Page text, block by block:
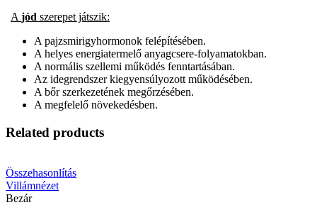
A jód szerepet játszik:
A pajzsmirigyhormonok felépítésében.
A helyes energiatermelő anyagcsere-folyamatokban.
A normális szellemi működés fenntartásában.
Az idegrendszer kiegyensúlyozott működésében.
A bőr szerkezetének megőrzésében.
A megfelelő növekedésben.
Related products
Összehasonlítás
Villámnézet
Bezár